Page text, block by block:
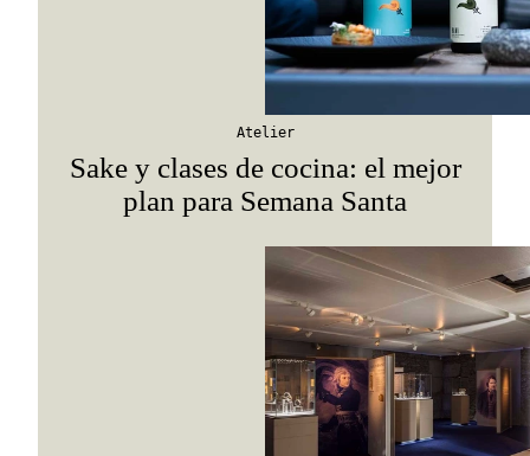
Atelier
Sake y clases de cocina: el mejor
plan para Semana Santa
Viaja con Travesías, recibe cada semana
itinerarios, tips de insider y las guías más
Suscribirme